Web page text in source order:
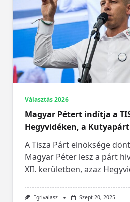
Választás 2026
Magyar Pétert indítja a
Hegyvidéken, a
A Tisza Párt elnöksége
Magyar Péter lesz a párt
XII. kerületben, azaz
Egrivalasz Szept 20, 2025